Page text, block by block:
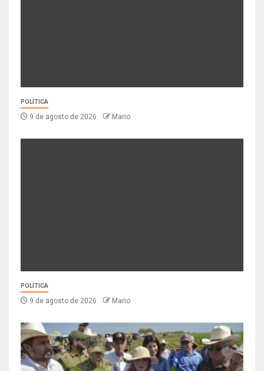
POLÍTICA
9 de agosto de 2026 Mario
POLÍTICA
9 de agosto de 2026 Mario